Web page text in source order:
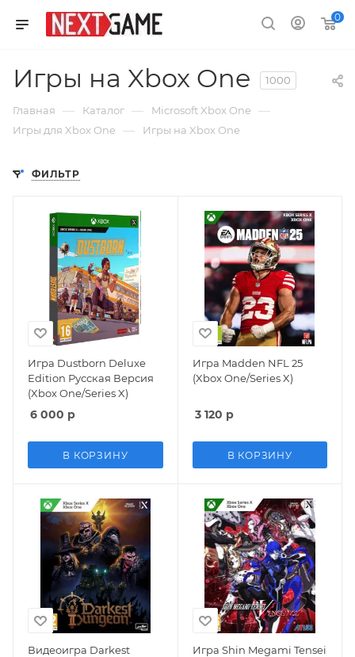
0
Игры на Xbox One 1000
Главная — Каталог — Microsoft Xbox One —
Игры для Xbox One — Игры на Xbox One
ФИЛЬТР
Игра Dustborn Deluxe
Edition Русская Версия
(Xbox One/Series X)
6 000 р
В КОРЗИНУ
Игра Madden NFL 25
(Xbox One/Series X)
3 120 р
В КОРЗИНУ
Видеоигра Darkest
Игра Shin Megami Tensei